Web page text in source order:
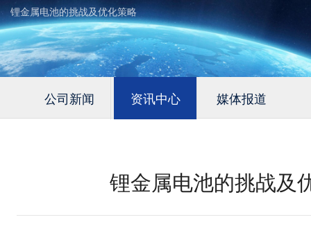
锂金属电池的挑战及优化策略
公司新闻 资讯中心 媒体报道
锂金属电池的挑战及